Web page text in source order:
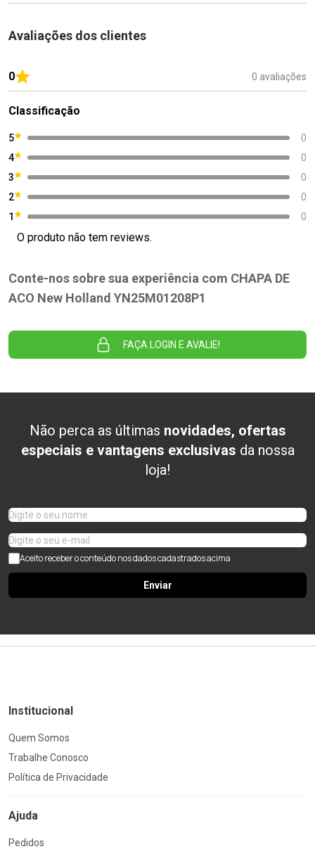
Avaliações dos clientes
0 0 avaliações
Classificação
5
0
4
0
3
0
2
0
1
0
O produto não tem reviews.
Conte-nos sobre sua experiência com CHAPA DE
ACO New Holland YN25M01208P1
FAÇA LOGIN E AVALIE!
Não perca as últimas novidades, ofertas
especiais e vantagens exclusivas da nossa
loja!
Aceito receber o conteúdo nos dados cadastrados acima
Enviar
Institucional
Quem Somos
Trabalhe Conosco
Política de Privacidade
Ajuda
Pedidos